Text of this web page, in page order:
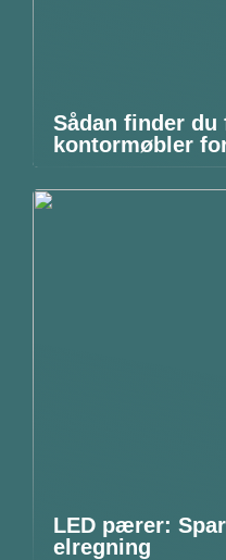
Sådan finder
kontormøbler
LED pærer:
elregning